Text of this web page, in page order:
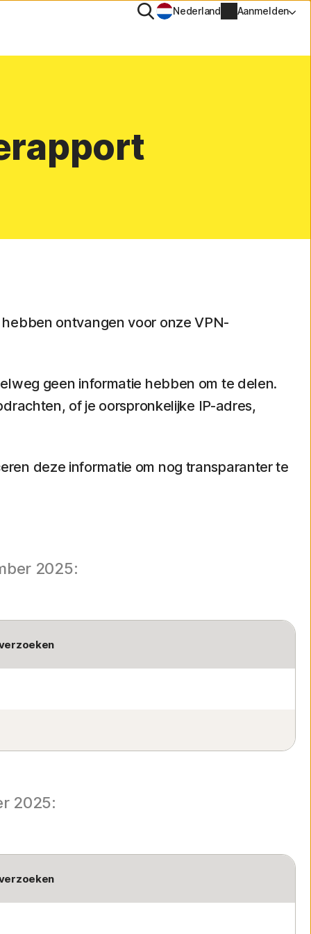
ZoekenNederland Aanmelden
ontvangen voor onze VPN-
geen informatie hebben om te delen.
of je oorspronkelijke IP-adres,
deze informatie om nog transparanter te
2025:
2025: